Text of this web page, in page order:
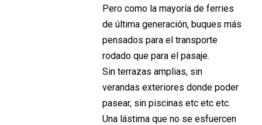
Pero como la mayoría de ferries
de última generación, buques más
pensados para el transporte
rodado que para el pasaje.
Sin terrazas amplias, sin
verandas exteriores donde poder
pasear, sin piscinas etc etc etc.
Una lástima que no se esfuercen